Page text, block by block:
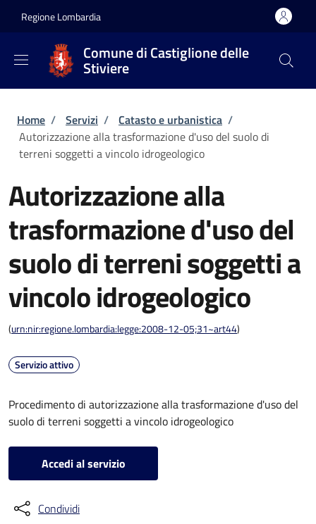
Regione Lombardia
Comune di Castiglione delle
Stiviere
Briciole di pane
Home / Servizi / Catasto e urbanistica /
Autorizzazione alla trasformazione d'uso del suolo di
terreni soggetti a vincolo idrogeologico
Autorizzazione alla
trasformazione d'uso del
suolo di terreni soggetti a
vincolo idrogeologico
(urn:nir:regione.lombardia:legge:2008-12-05;31~art44)
Servizio attivo
Procedimento di autorizzazione alla trasformazione d'uso del
suolo di terreni soggetti a vincolo idrogeologico
Accedi al servizio
Condividi